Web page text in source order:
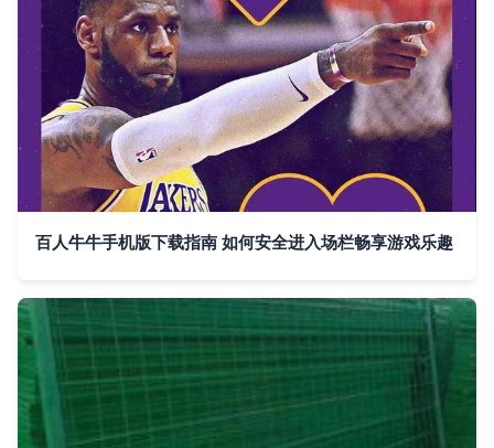
百人牛牛手机版下载指南 如何安全进入场栏畅享游戏乐趣